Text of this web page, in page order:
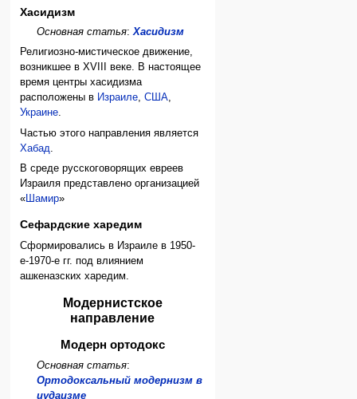
Хасидизм
Основная статья:Хасидизм
Религиозно-мистическое движение,
возникшее в XVIII веке. В настоящее
время центры хасидизма
расположены в Израиле,США,
Украине.
Частью этого направления является
Хабад.
В среде русскоговорящих евреев
Израиля представлено организацией
«Шамир»
Сефардские харедим
Сформировались в Израиле в 1950-
е-1970-е гг. под влиянием
ашкеназских харедим.
Модернистское
направление
Модерн ортодокс
Основная статья:
Ортодоксальный модернизм в
иудаизме